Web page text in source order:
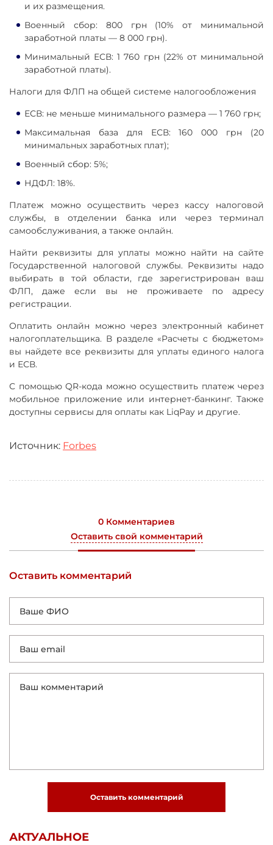
и их размещения.
Военный сбор: 800 грн (10% от минимальной
заработной платы — 8 000 грн).
Минимальный ЕСВ: 1 760 грн (22% от минимальной
заработной платы).
Налоги для ФЛП на общей системе налогообложения
ЕСВ: не меньше минимального размера — 1 760 грн;
Максимальная база для ЕСВ: 160 000 грн (20
минимальных заработных плат);
Военный сбор: 5%;
НДФЛ: 18%.
Платеж можно осуществить через кассу налоговой
службы, в отделении банка или через терминал
самообслуживания, а также онлайн.
Найти реквизиты для уплаты можно найти на сайте
Государственной налоговой службы. Реквизиты надо
выбирать в той области, где зарегистрирован ваш
ФЛП, даже если вы не проживаете по адресу
регистрации.
Оплатить онлайн можно через электронный кабинет
налогоплательщика. В разделе «Расчеты с бюджетом»
вы найдете все реквизиты для уплаты единого налога
и ЕСВ.
С помощью QR-кода можно осуществить платеж через
мобильное приложение или интернет-банкинг. Также
доступны сервисы для оплаты как LiqPay и другие.
Источник: Forbes
0 Комментариев
Оставить свой комментарий
Оставить комментарий
Оставить комментарий
АКТУАЛЬНОЕ